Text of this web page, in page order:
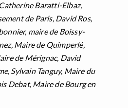
Baratti-Elbaz,
de Paris, David Ros,
maire de Boissy-
Maire de Quimperlé,
de Mérignac, David
Sylvain Tanguy, Maire du
Debat, Maire de Bourg en